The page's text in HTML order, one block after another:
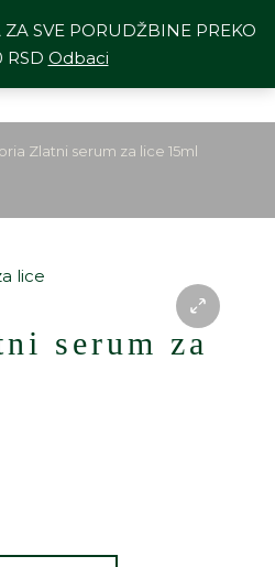
SVE PORUDŽBINE PREKO
RSD Odbaci
Zlatni serum za lice 15ml
serum za